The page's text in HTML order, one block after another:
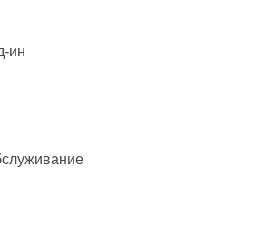
ин